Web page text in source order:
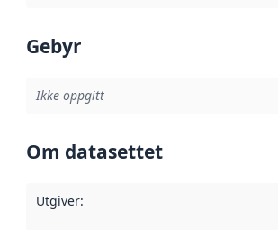
Gebyr
Ikke oppgitt
Om datasettet
Utgiver: